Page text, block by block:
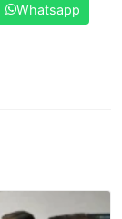
Whatsapp